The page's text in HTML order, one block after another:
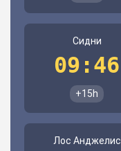
Сидни
09:46
+15h
Лос Анджелис